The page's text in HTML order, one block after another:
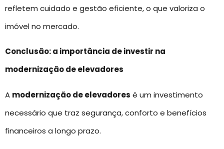
refletem cuidado e gestão eficiente, o que valoriza o
imóvel no mercado.
Conclusão: a importância de investir na
modernização de elevadores
A modernização de elevadores é um investimento
necessário que traz segurança, conforto e benefícios
financeiros a longo prazo.